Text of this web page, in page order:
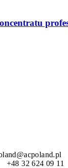
+48 32